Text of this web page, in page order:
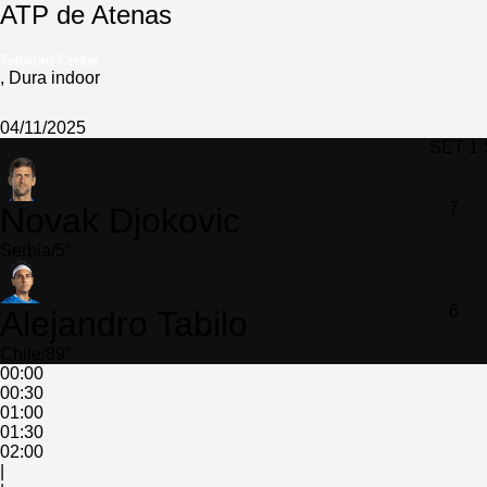
ATP de Atenas
, Dura indoor
04/11/2025
00:00
00:30
01:00
01:30
02:00